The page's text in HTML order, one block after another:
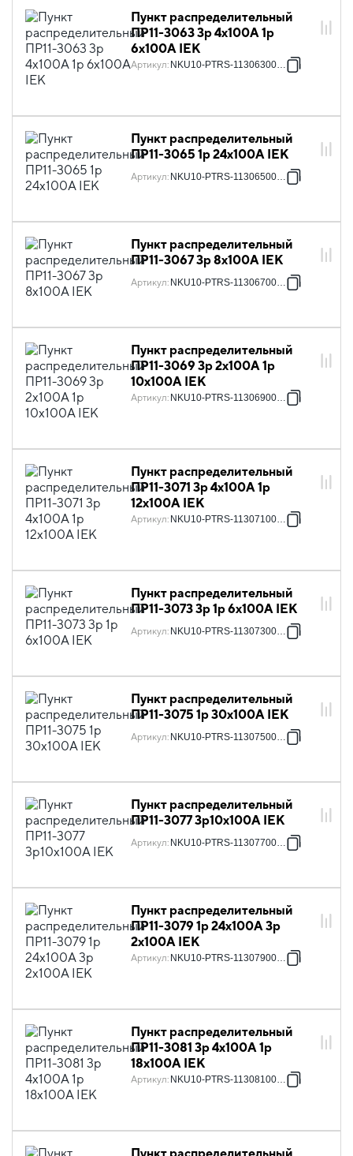
Пункт распределительный
ПР11-3063 3p 4х100А 1p
6х100А IEK
Артикул: NKU10-PTRS-11306300-01
Пункт распределительный
ПР11-3065 1p 24х100А IEK
Артикул: NKU10-PTRS-11306500-01
Пункт распределительный
ПР11-3067 3p 8х100А IEK
Артикул: NKU10-PTRS-11306700-01
Пункт распределительный
ПР11-3069 3p 2х100А 1p
10х100А IEK
Артикул: NKU10-PTRS-11306900-01
Пункт распределительный
ПР11-3071 3p 4х100А 1p
12х100А IEK
Артикул: NKU10-PTRS-11307100-01
Пункт распределительный
ПР11-3073 3p 1p 6х100А IEK
Артикул: NKU10-PTRS-11307300-01
Пункт распределительный
ПР11-3075 1p 30х100А IEK
Артикул: NKU10-PTRS-11307500-01
Пункт распределительный
ПР11-3077 3p10х100А IEK
Артикул: NKU10-PTRS-11307700-01
Пункт распределительный
ПР11-3079 1p 24х100А 3p
2х100А IEK
Артикул: NKU10-PTRS-11307900-01
Пункт распределительный
ПР11-3081 3p 4х100А 1p
18х100А IEK
Артикул: NKU10-PTRS-11308100-01